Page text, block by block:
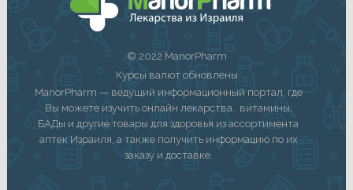
© 2022 ManorPharm
Курсы валют обновлены
ManorPharm — ведущий информационный портал, где
Вы можете изучить онлайн лекарства, витамины,
БАДы и другие товары для здоровья из ассортимента
аптек Израиля, а также получить информацию по их
заказу и доставке.